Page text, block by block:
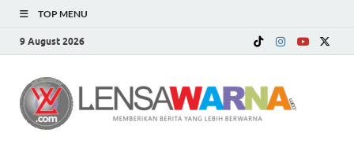
TOP MENU
9 August 2026